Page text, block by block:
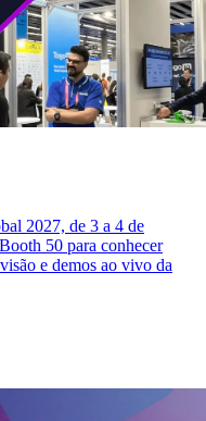
2027, de 3 a 4 de
50 para conhecer
e demos ao vivo da